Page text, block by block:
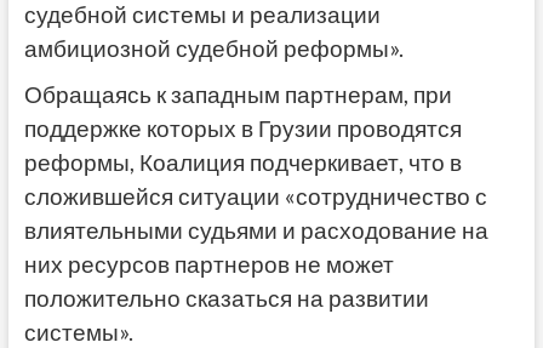
судебной системы и реализации
амбициозной судебной реформы».
Обращаясь к западным партнерам, при
поддержке которых в Грузии проводятся
реформы, Коалиция подчеркивает, что в
сложившейся ситуации «сотрудничество с
влиятельными судьями и расходование на
них ресурсов партнеров не может
положительно сказаться на развитии
системы».